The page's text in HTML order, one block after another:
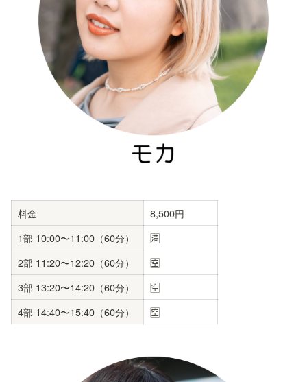
料金
8,500円
1部 10:00〜11:00（60分）
🈵
2部 11:20〜12:20（60分）
🈳
3部 13:20〜14:20（60分）
🈳
4部 14:40〜15:40（60分）
🈳